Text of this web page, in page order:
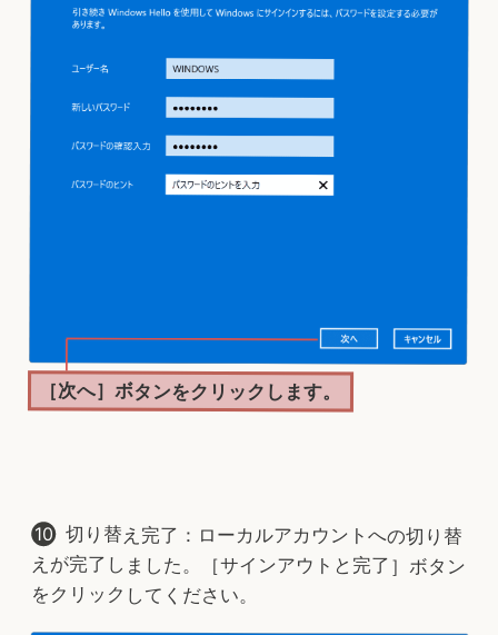
［次へ］ボタンをクリックします。
切り替え完了：ローカルアカウントへの切り替
えが完了しました。［サインアウトと完了］ボタン
をクリックしてください。